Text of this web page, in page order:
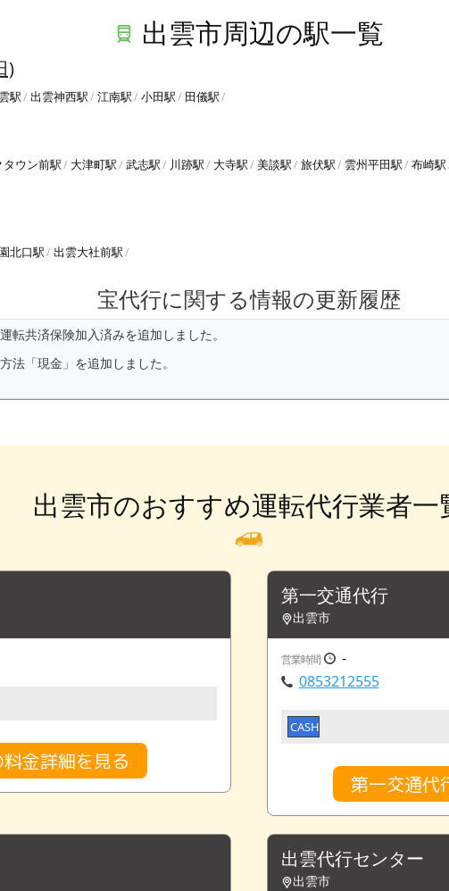
出雲市周辺の駅一覧
)
駅 出雲神西駅 江南駅 小田駅 田儀駅
ウン前駅 大津町駅 武志駅 川跡駅 大寺駅 美談駅 旅伏駅 雲州平田駅
布崎駅
北口駅 出雲大社前駅
宝代行に関する情報の更新履歴
転共済保険加入済みを追加しました。
法「現金」を追加しました。
出雲市のおすすめ運転代行業者一
金詳細を見る
第一交通代行
出雲市
営業時間
-
0853212555
CASH
第一交通代
出雲代行センター
出雲市